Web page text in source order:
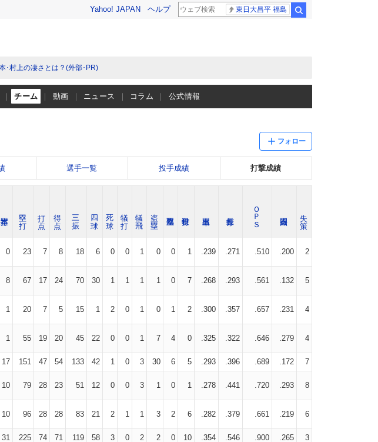
Yahoo! JAPAN ヘルプ 東日大昌平 福島
･村上の凄さとは？(外部･PR)
チーム 動画 ニュース コラム 公式情報
フォロー
選手一覧 投手成績 打撃成績
ＯＰＳ
0 23 7 8 18 6 0 0 1 0 0 1 .239 .271 .510 .200 2
8 67 17 24 70 30 1 1 1 1 0 7 .268 .293 .561 .132 5
1 20 7 5 15 1 2 0 1 0 1 2 .300 .357 .657 .231 4
1 55 19 20 45 22 0 0 1 7 4 0 .325 .322 .646 .279 4
17 151 47 54 133 42 1 0 3 30 6 5 .293 .396 .689 .172 7
10 79 28 23 51 12 0 0 3 1 0 1 .278 .441 .720 .293 8
10 96 28 28 83 21 2 1 1 3 2 6 .282 .379 .661 .219 6
31 225 74 71 119 58 3 0 2 2 0 10 .354 .546 .900 .265 3